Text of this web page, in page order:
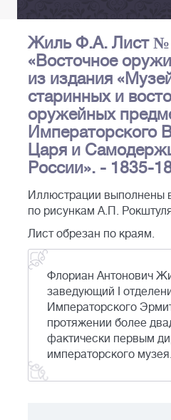
Жиль Ф.А. Лист №
«Восточное
из издания
старинных и
оружейных
Императорского
Царя и
России». - 1835-
Иллюстрации выполнены
по рисункам А.П.
Лист обрезан по краям.
Флориан Антонович
заведующий I
Императорского
протяжении более
фактически первым
императорского музея.